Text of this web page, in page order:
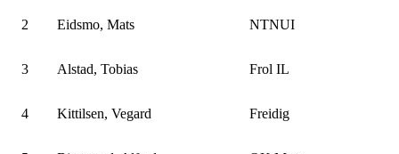
2 Eidsmo, Mats NTNUI
3 Alstad, Tobias Frol IL
4 Kittilsen, Vegard Freidig